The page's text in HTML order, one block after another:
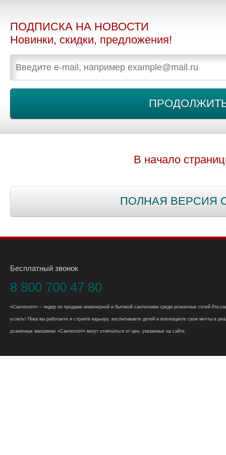
ПОДПИСКА НА НОВОСТИ
Новинки, скидки, предложения!
В начало
ПОЛНАЯ ВЕРСИЯ
Бесплатный звонок
8 800 700 47 80
«Сантехопт» – лидер по продаже инженерной и бытовой сантехники среди розничных сетей
успеть! Пока вы работаете и строите карьеру, воспитываете детей и воплощаете свои мечты в
розничных магазинах «Сантехопт» могут отличаться от цен, указанных на сайте.